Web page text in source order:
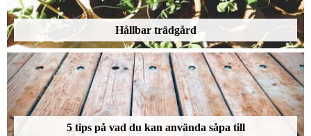
Hållbar trädgård
5 tips på vad du kan använda såpa till